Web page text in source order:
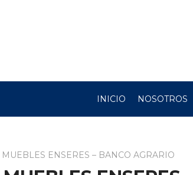
INICIO NOSOTROS
ENSERES – BANCO AGRARIO